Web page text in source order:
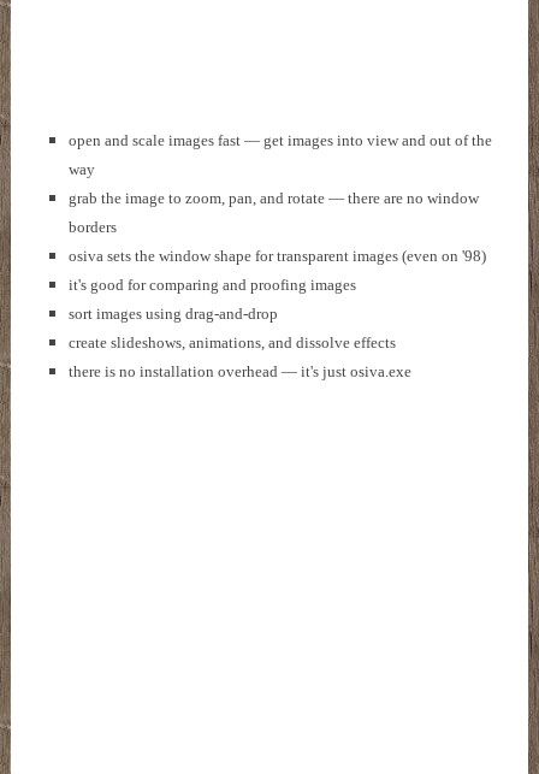
open and scale images fast — get images into view and out of the
way
grab the image to zoom, pan, and rotate — there are no window
borders
osiva sets the window shape for transparent images (even on '98)
it's good for comparing and proofing images
sort images using drag-and-drop
create slideshows, animations, and dissolve effects
there is no installation overhead — it's just osiva.exe